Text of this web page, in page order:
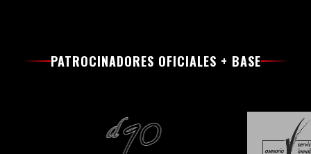
PATROCINADORES OFICIALES + BASE